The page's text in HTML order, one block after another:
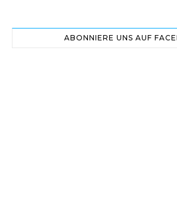
ABONNIERE UNS AUF